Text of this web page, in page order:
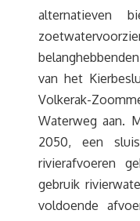
alternatieven
van het
Volkerak-
Waterweg aan.
2050, een
rivierafvoeren
gebruik
voldoende